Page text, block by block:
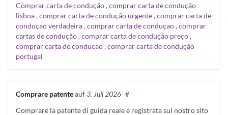
Comprar carta de condução , comprar carta de condução
lisboa , comprar carta de condução urgente , comprar carta de
conduçao verdadeira , comprar carta de conduçao , comprar
cartas de condução , comprar carta de condução preço ,
comprar carta de conducao , comprar carta de condução
portugal
Comprare patenteauf3. Juli 2026 #
Comprare la patente di guida reale e registrata sul nostro sito